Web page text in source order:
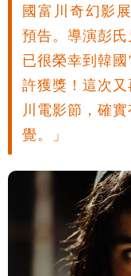
國富川奇幻影
預告。導演彭
已很榮幸到韓
許獲獎！這次
川電影節，確
覺。」